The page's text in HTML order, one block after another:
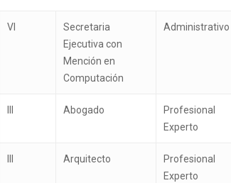
Nivel
Calificación
Profesional
o Formación
Cargo o
VI
Secretaria
Ejecutiva con
Mención en
Computación
Administrativo
Abogado
Profesional
Experto
Arquitecto
Profesional
Experto